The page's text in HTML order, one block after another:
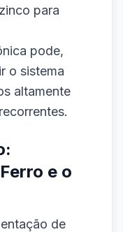
para
pode,
o sistema
altamente
e o
de